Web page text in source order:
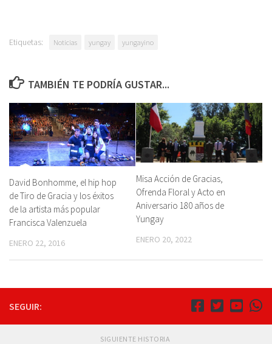
Etiquetas: Noticias yungay yungayino
TAMBIÉN TE PODRÍA GUSTAR...
David Bonhomme, el hip hop
de Tiro de Gracia y los éxitos
de la artista más popular
Francisca Valenzuela
ENERO 22, 2016
Misa Acción de Gracias,
Ofrenda Floral y Acto en
Aniversario 180 años de
Yungay
ENERO 20, 2022
SEGUIR:
SIGUIENTE HISTORIA